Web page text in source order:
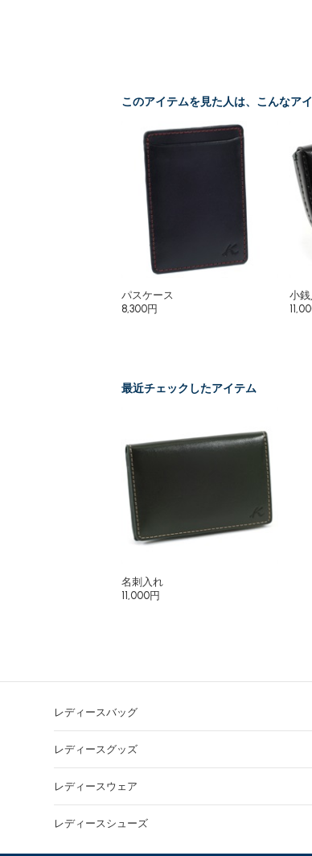
このアイテムを見た人は、こんなア
パスケース
8,300円
小
最近チェックしたアイテム
名刺入れ
11,000円
レディースバッグ
レディースグッズ
レディースウェア
レディースシューズ